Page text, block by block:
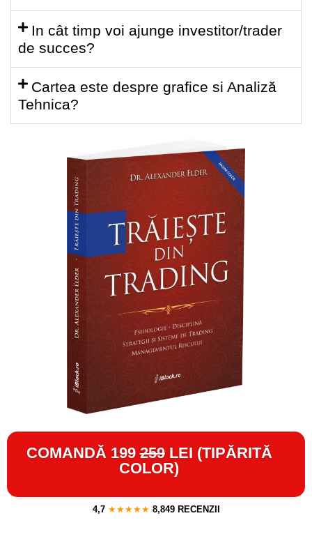
In cât timp voi ajunge investitor/trader
de succes?
Cartea este despre grafice si Analiză
Tehnica?
COMANDĂ 199259LEI (TIPĂRITĂ
COLOR)
4,7★★★★★ 8,849 RECENZII